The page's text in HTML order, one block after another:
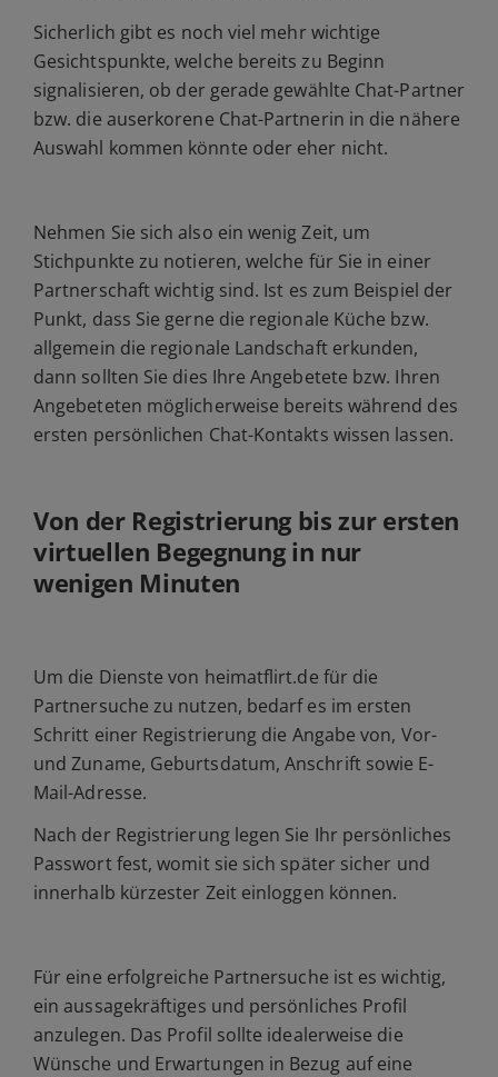
Sicherlich gibt es noch viel mehr wichtige
Gesichtspunkte, welche bereits zu Beginn
signalisieren, ob der gerade gewählte Chat-Partner
bzw. die auserkorene Chat-Partnerin in die nähere
Auswahl kommen könnte oder eher nicht.
Nehmen Sie sich also ein wenig Zeit, um
Stichpunkte zu notieren, welche für Sie in einer
Partnerschaft wichtig sind. Ist es zum Beispiel der
Punkt, dass Sie gerne die regionale Küche bzw.
allgemein die regionale Landschaft erkunden,
dann sollten Sie dies Ihre Angebetete bzw. Ihren
Angebeteten möglicherweise bereits während des
ersten persönlichen Chat-Kontakts wissen lassen.
Von der Registrierung bis zur ersten
virtuellen Begegnung in nur
wenigen Minuten
Um die Dienste von heimatflirt.de für die
Partnersuche zu nutzen, bedarf es im ersten
Schritt einer Registrierung die Angabe von, Vor-
und Zuname, Geburtsdatum, Anschrift sowie E-
Mail-Adresse.
Nach der Registrierung legen Sie Ihr persönliches
Passwort fest, womit sie sich später sicher und
innerhalb kürzester Zeit einloggen können.
Für eine erfolgreiche Partnersuche ist es wichtig,
ein aussagekräftiges und persönliches Profil
anzulegen. Das Profil sollte idealerweise die
Wünsche und Erwartungen in Bezug auf eine